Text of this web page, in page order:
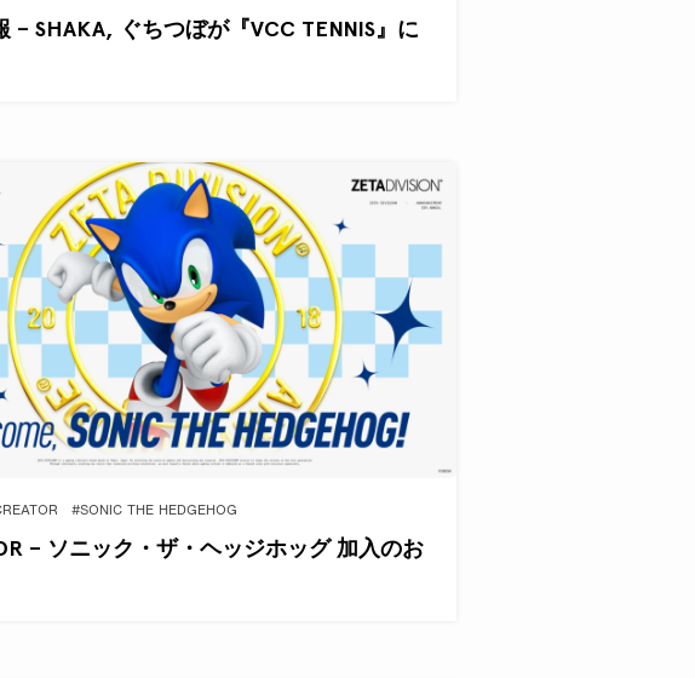
– SHAKA, ぐちつぼが『VCC TENNIS』に
#SONIC THE HEDGEHOG
– ソニック・ザ・ヘッジホッグ 加入のお